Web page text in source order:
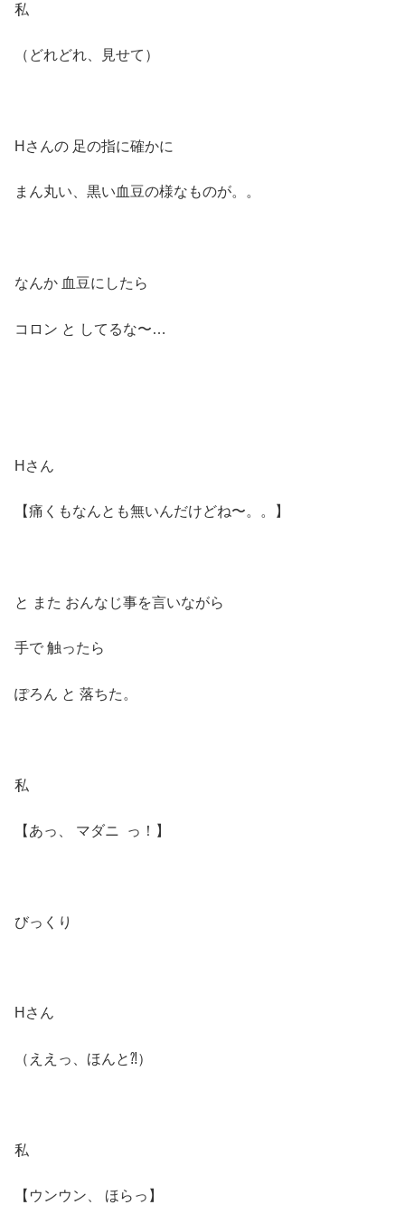
私
（どれどれ、見せて）
Hさんの 足の指に確かに
まん丸い、黒い血豆の様なものが。。
なんか 血豆にしたら
コロン と してるな〜…
Hさん
【痛くもなんとも無いんだけどね〜。。】
と また おんなじ事を言いながら
手で 触ったら
ぽろん と 落ちた。
私
【あっ、 マダニ っ！】
びっくり
Hさん
（ええっ、ほんと⁈）
私
【ウンウン、 ほらっ】